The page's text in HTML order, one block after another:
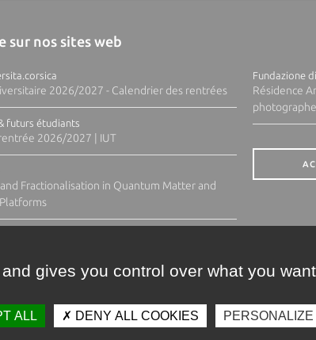
sur nos sites web
2026/2027 - Calendrier des rentrées
futurs étudiants
2026/2027 | IUT
Fractionalisation in Quantum Matter and
Fundazione
Résidence
gives you control over what you
ALL DENY ALL COOKIES PERSONALIZE